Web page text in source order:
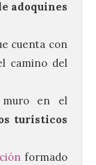
adoquines
cuenta con
camino del
muro en el
turísticos
formado